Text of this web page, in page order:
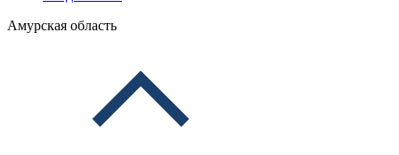
Амурская область